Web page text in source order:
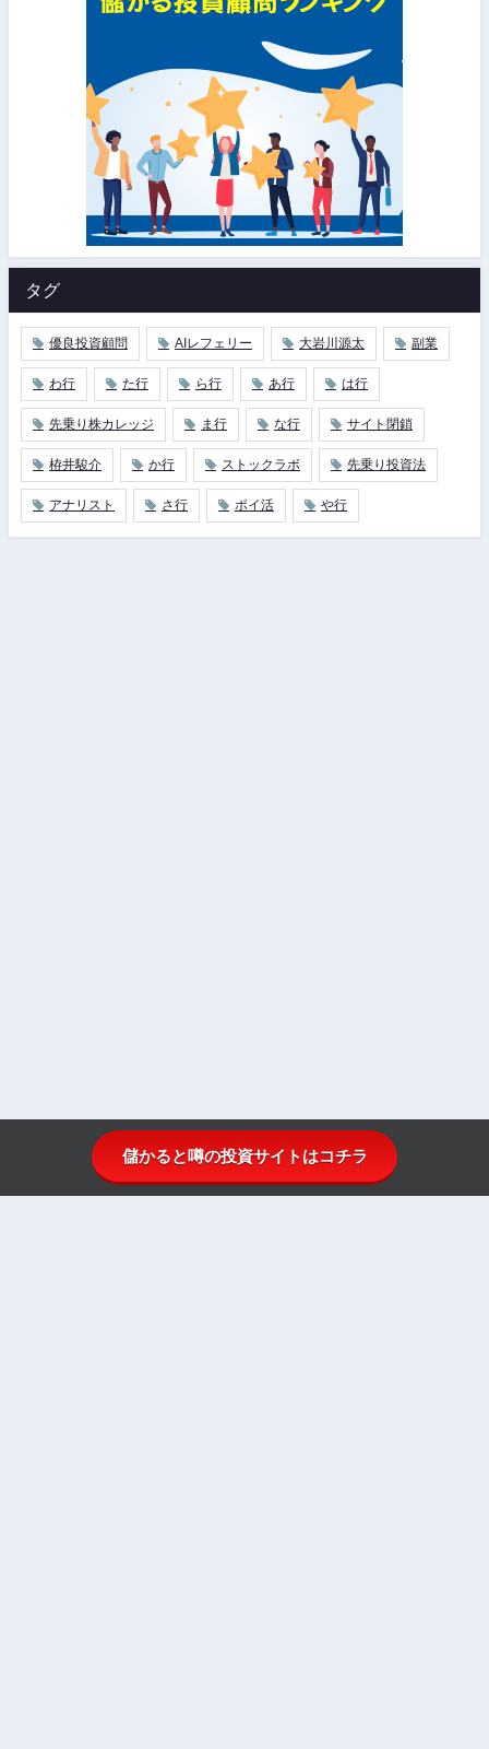
タグ
優良投資顧問 AIレフェリー 大岩川源太 副業
わ行 た行 ら行 あ行 は行
先乗り株カレッジ ま行 な行 サイト閉鎖
栫井駿介 か行 ストックラボ 先乗り投資法
アナリスト さ行 ポイ活 や行
儲かると噂の投資サイトはコチラ